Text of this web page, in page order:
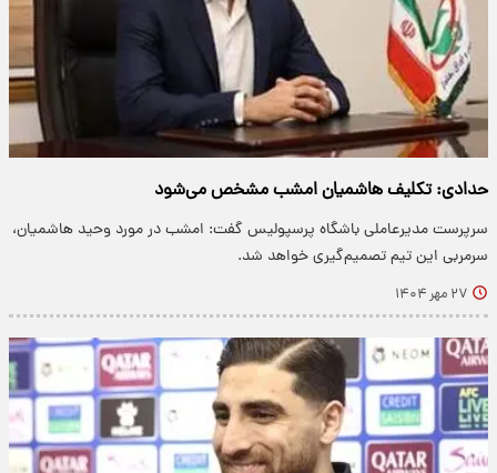
حدادی: تکلیف هاشمیان امشب مشخص می‌شود
سرپرست مدیرعاملی باشگاه پرسپولیس گفت: امشب در مورد وحید هاشمیان،
سرمربی این تیم تصمیم‌گیری خواهد شد.
۲۷ مهر ۱۴۰۴